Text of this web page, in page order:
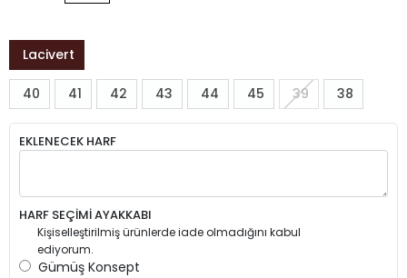
Lacivert
40 41 42 43 44 45 39 38
EKLENECEK HARF
HARF SEÇİMİ AYAKKABI
Kişiselleştirilmiş ürünlerde iade olmadığını kabul
ediyorum.
Gümüş Konsept